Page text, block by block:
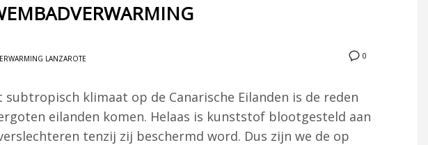
0
LANZAROTE
subtropisch klimaat op de Canarische Eilanden is de reden
eilanden komen. Helaas is kunststof blootgesteld aan
tenzij zij beschermd word. Dus zijn we de op